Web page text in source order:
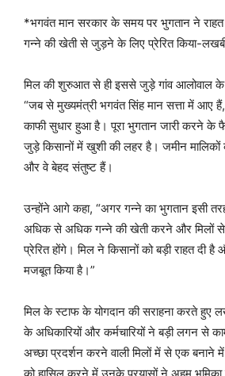
*भगवंत मान सरकार के समय पर भुगतान ने राहत
गन्ने की खेती से जुड़ने के लिए प्रेरित किया-
मिल की शुरुआत से ही इससे जुड़े गांव आलोवाल के
“जब से मुख्यमंत्री भगवंत सिंह मान सत्ता में आए
काफी सुधार हुआ है। पूरा भुगतान जारी करने के
जुड़े किसानों में खुशी की लहर है। जमीन
और वे बेहद संतुष्ट हैं।
उन्होंने आगे कहा, “अगर गन्ने का भुगतान इसी तरह
अधिक से अधिक गन्ने की खेती करने और मिलों
प्रेरित होंगे। मिल ने किसानों को बड़ी राहत दी
मजबूत किया है।”
मिल के स्टाफ के योगदान की सराहना करते हुए
के अधिकारियों और कर्मचारियों ने बड़ी लगन से
अच्छा प्रदर्शन करने वाली मिलों में से एक बनाने
को हासिल करने में उनके प्रयासों ने अहम भूमिका